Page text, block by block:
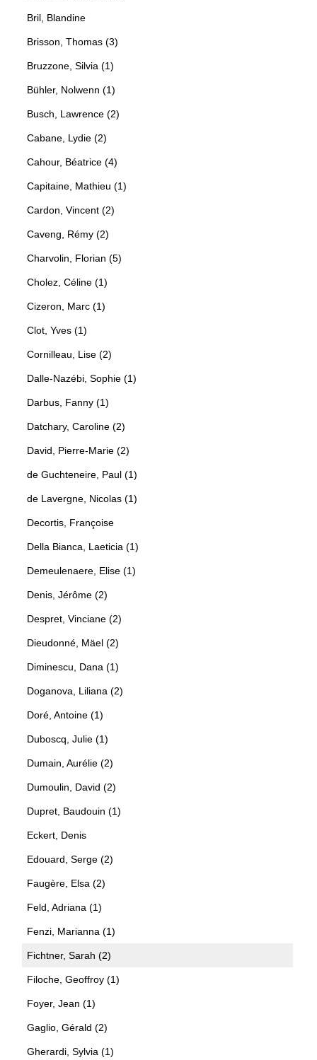
Bril, Blandine
Brisson, Thomas (3)
Bruzzone, Silvia (1)
Bühler, Nolwenn (1)
Busch, Lawrence (2)
Cabane, Lydie (2)
Cahour, Béatrice (4)
Capitaine, Mathieu (1)
Cardon, Vincent (2)
Caveng, Rémy (2)
Charvolin, Florian (5)
Cholez, Céline (1)
Cizeron, Marc (1)
Clot, Yves (1)
Cornilleau, Lise (2)
Dalle-Nazébi, Sophie (1)
Darbus, Fanny (1)
Datchary, Caroline (2)
David, Pierre-Marie (2)
de Guchteneire, Paul (1)
de Lavergne, Nicolas (1)
Decortis, Françoise
Della Bianca, Laeticia (1)
Demeulenaere, Elise (1)
Denis, Jérôme (2)
Despret, Vinciane (2)
Dieudonné, Mäel (2)
Diminescu, Dana (1)
Doganova, Liliana (2)
Doré, Antoine (1)
Duboscq, Julie (1)
Dumain, Aurélie (2)
Dumoulin, David (2)
Dupret, Baudouin (1)
Eckert, Denis
Edouard, Serge (2)
Faugère, Elsa (2)
Feld, Adriana (1)
Fenzi, Marianna (1)
Fichtner, Sarah (2)
Filoche, Geoffroy (1)
Foyer, Jean (1)
Gaglio, Gérald (2)
Gherardi, Sylvia (1)